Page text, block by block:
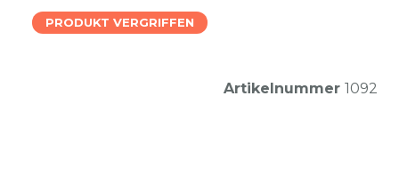
PRODUKT VERGRIFFEN
Artikelnummer 1092